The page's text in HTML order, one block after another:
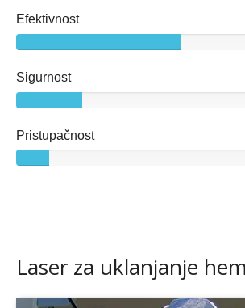
Efektivnost
Sigurnost
Pristupačnost
Laser za uklanjanje